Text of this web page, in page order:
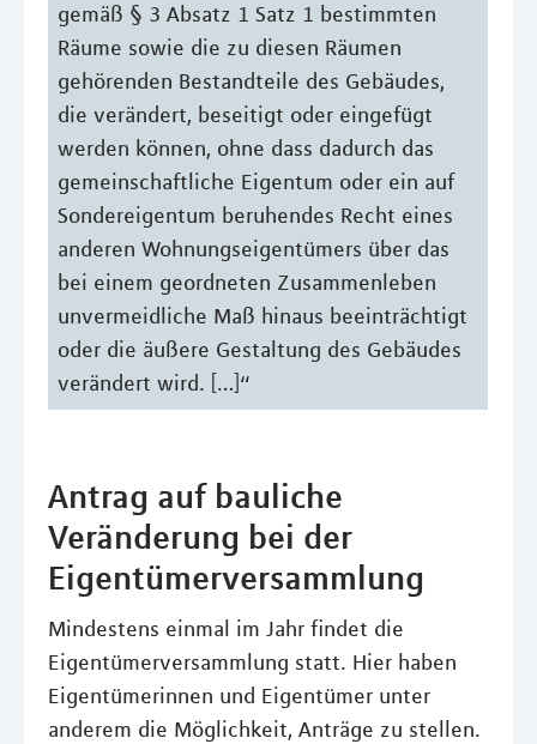
gemäß § 3 Absatz 1 Satz 1 bestimmten
Räume sowie die zu diesen Räumen
gehörenden Bestandteile des Gebäudes,
die verändert, beseitigt oder eingefügt
werden können, ohne dass dadurch das
gemeinschaftliche Eigentum oder ein auf
Sondereigentum beruhendes Recht eines
anderen Wohnungseigentümers über das
bei einem geordneten Zusammenleben
unvermeidliche Maß hinaus beeinträchtigt
oder die äußere Gestaltung des Gebäudes
verändert wird. […]“
Antrag auf bauliche
Veränderung bei der
Eigentümerversammlung
Mindestens einmal im Jahr findet die
Eigentümerversammlung statt. Hier haben
Eigentümerinnen und Eigentümer unter
anderem die Möglichkeit, Anträge zu stellen.